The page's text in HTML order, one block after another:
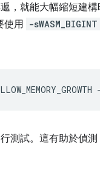
，就能大幅縮短建
使用 -sWASM_BIGINT
測試。這有助於偵